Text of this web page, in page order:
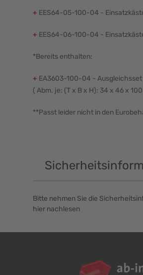
+ EES64-05-100-04 -
+ EES64-06-100-04 -
*Bereits enthalten:
+ EA3603-100-04 -
( Abm. je: (T x B x H): 34 x 46 x
**Passt leider nicht in den
Bitte nehmen Sie die
hier nachlesen